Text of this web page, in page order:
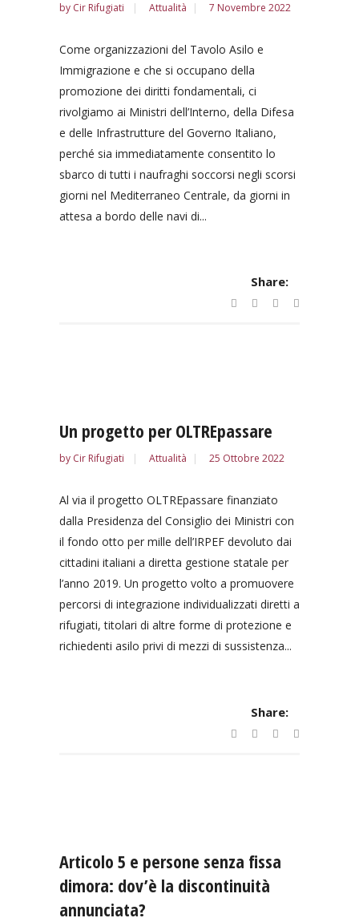
by Cir Rifugiati Attualità 7 Novembre 2022
Come organizzazioni del Tavolo Asilo e
Immigrazione e che si occupano della
promozione dei diritti fondamentali, ci
rivolgiamo ai Ministri dell’Interno, della Difesa
e delle Infrastrutture del Governo Italiano,
perché sia immediatamente consentito lo
sbarco di tutti i naufraghi soccorsi negli scorsi
giorni nel Mediterraneo Centrale, da giorni in
attesa a bordo delle navi di...
Share:
Un progetto per OLTREpassare
by Cir Rifugiati Attualità 25 Ottobre 2022
Al via il progetto OLTREpassare finanziato
dalla Presidenza del Consiglio dei Ministri con
il fondo otto per mille dell’IRPEF devoluto dai
cittadini italiani a diretta gestione statale per
l’anno 2019. Un progetto volto a promuovere
percorsi di integrazione individualizzati diretti a
rifugiati, titolari di altre forme di protezione e
richiedenti asilo privi di mezzi di sussistenza...
Share:
Articolo 5 e persone senza fissa
dimora: dov’è la discontinuità
annunciata?